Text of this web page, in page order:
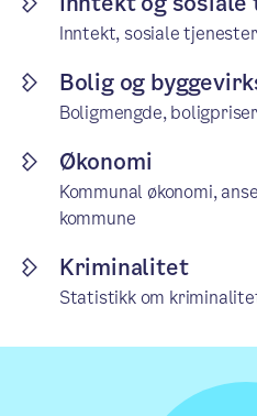
Inntekt, sosiale
Bolig og
Boligmengde,
Økonomi
Kommunal økonomi,
kommune
Kriminalitet
Statistikk om